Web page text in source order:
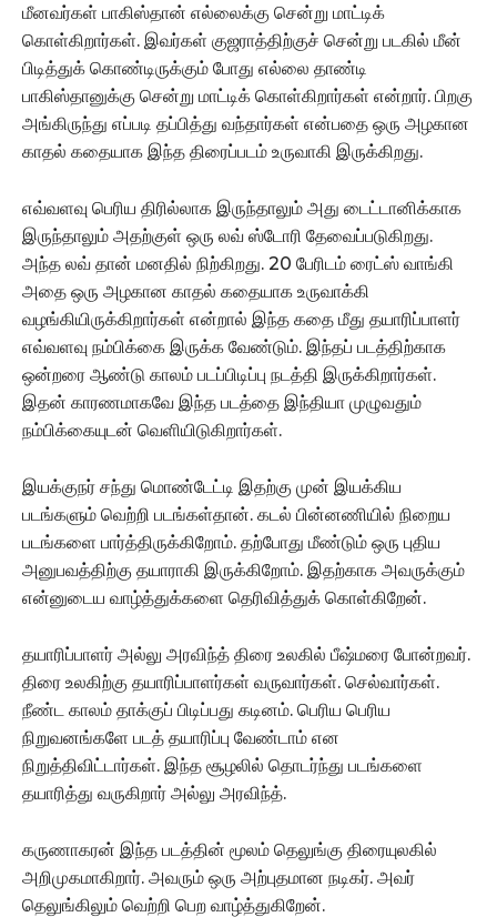
மீனவர்கள் பாகிஸ்தான் எல்லைக்கு சென்று மாட்டிக்
கொள்கிறார்கள். இவர்கள் குஜராத்திற்குச் சென்று படகில் மீன்
பிடித்துக் கொண்டிருக்கும் போது எல்லை தாண்டி
பாகிஸ்தானுக்கு சென்று மாட்டிக் கொள்கிறார்கள் என்றார். பிறகு
அங்கிருந்து எப்படி தப்பித்து வந்தார்கள் என்பதை ஒரு அழகான
காதல் கதையாக இந்த திரைப்படம் உருவாகி இருக்கிறது.
எவ்வளவு பெரிய திரில்லாக இருந்தாலும் அது டைட்டானிக்காக
இருந்தாலும் அதற்குள் ஒரு லவ் ஸ்டோரி தேவைப்படுகிறது.
அந்த லவ் தான் மனதில் நிற்கிறது.‌ 20 பேரிடம் ரைட்ஸ் வாங்கி
அதை ஒரு அழகான காதல் கதையாக உருவாக்கி
வழங்கியிருக்கிறார்கள் என்றால் இந்த கதை மீது தயாரிப்பாளர்
எவ்வளவு நம்பிக்கை இருக்க வேண்டும்.‌ இந்தப் படத்திற்காக
ஒன்றரை ஆண்டு காலம் படப்பிடிப்பு நடத்தி இருக்கிறார்கள்.‌
இதன் காரணமாகவே இந்த படத்தை இந்தியா முழுவதும்
நம்பிக்கையுடன் வெளியிடுகிறார்கள்.
இயக்குநர் சந்து மொண்டேட்டி இதற்கு முன் இயக்கிய
படங்களும் வெற்றி படங்கள்தான். கடல் பின்னணியில் நிறைய
படங்களை பார்த்திருக்கிறோம். தற்போது மீண்டும் ஒரு புதிய
அனுபவத்திற்கு தயாராகி இருக்கிறோம்.‌ இதற்காக அவருக்கும்
என்னுடைய வாழ்த்துக்களை தெரிவித்துக் கொள்கிறேன்.
தயாரிப்பாளர் அல்லு அரவிந்த் திரை உலகில் பீஷ்மரை போன்றவர்.
திரை உலகிற்கு தயாரிப்பாளர்கள் வருவார்கள். செல்வார்கள்.
நீண்ட காலம் தாக்குப் பிடிப்பது கடினம். பெரிய பெரிய
நிறுவனங்களே படத் தயாரிப்பு வேண்டாம் என
நிறுத்திவிட்டார்கள். இந்த சூழலில் தொடர்ந்து படங்களை
தயாரித்து வருகிறார் அல்லு அரவிந்த்.
கருணாகரன் இந்த படத்தின் மூலம் தெலுங்கு திரையுலகில்
அறிமுகமாகிறார். அவரும் ஒரு அற்புதமான நடிகர். அவர்
தெலுங்கிலும் வெற்றி பெற வாழ்த்துகிறேன்.